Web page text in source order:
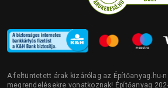
A feltüntetett árak kizárólag az Építőanyag.hu-
megrendelésekre vonatkoznak! Építőanyag